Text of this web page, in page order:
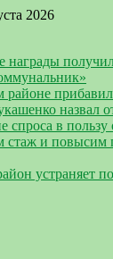
2026
награды
назвал
спроса в пользу
стаж и повысим
устраняет